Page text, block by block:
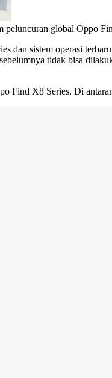
peluncuran global Oppo
dan sistem operasi
tidak bisa
Find X8 Series. Di